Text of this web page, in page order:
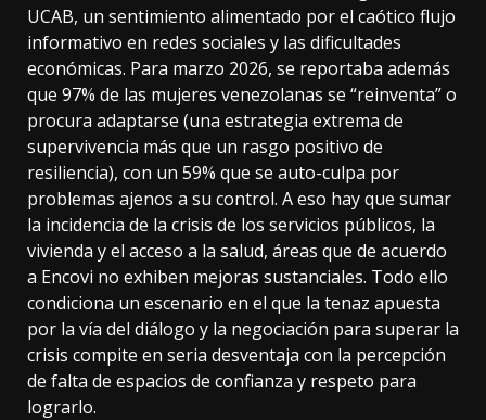
UCAB, un sentimiento alimentado por el caótico flujo
informativo en redes sociales y las dificultades
económicas. Para marzo 2026, se reportaba además
que 97% de las mujeres venezolanas se “reinventa” o
procura adaptarse (una estrategia extrema de
supervivencia más que un rasgo positivo de
resiliencia), con un 59% que se auto-culpa por
problemas ajenos a su control. A eso hay que sumar
la incidencia de la crisis de los servicios públicos, la
vivienda y el acceso a la salud, áreas que de acuerdo
a Encovi no exhiben mejoras sustanciales. Todo ello
condiciona un escenario en el que la tenaz apuesta
por la vía del diálogo y la negociación para superar la
crisis compite en seria desventaja con la percepción
de falta de espacios de confianza y respeto para
lograrlo.